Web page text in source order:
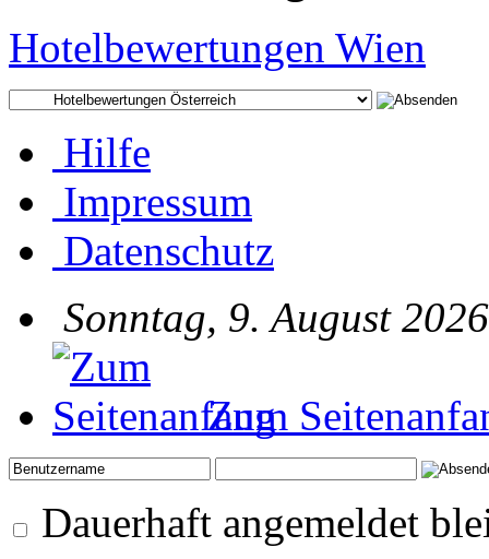
Hotelbewertungen Wien
Hilfe
Impressum
Datenschutz
Sonntag, 9. August
Zum
Dauerhaft angemeldet